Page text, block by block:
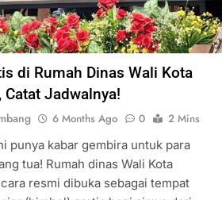
di Rumah Dinas Wali Kota
Catat Jadwalnya!
6 Months Ago 0
2 Mins
punya kabar gembira untuk para
tua! Rumah dinas Wali Kota
resmi dibuka sebagai tempat